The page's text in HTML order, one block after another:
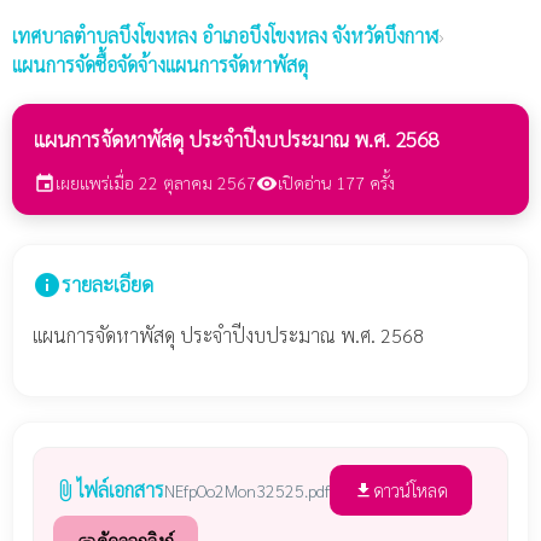
เทศบาลตำบลบึงโขงหลง อำเภอบึงโขงหลง จังหวัดบึงกาฬ›
แผนการจัดซื้อจัดจ้างแผนการจัดหาพัสดุ
แผนการจัดหาพัสดุ ประจำปีงบประมาณ พ.ศ. 2568
eventเผยแพร่เมื่อ 22 ตุลาคม 2567visibilityเปิดอ่าน 177 ครั้ง
infoรายละเอียด
แผนการจัดหาพัสดุ ประจำปีงบประมาณ พ.ศ. 2568
attach_file ไฟล์เอกสารNEfpOo2Mon32525.pdf file_download ดาวน์โหลด